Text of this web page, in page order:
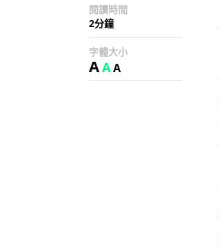
閱讀時間
2分鐘
字體大小
AAA